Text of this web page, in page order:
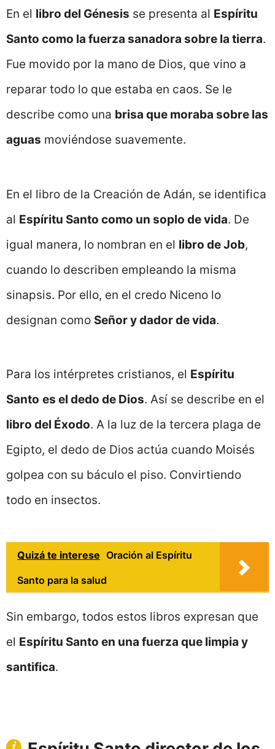
En el libro del Génesis se presenta al Espíritu
Santo como la fuerza sanadora sobre la tierra.
Fue movido por la mano de Dios, que vino a
reparar todo lo que estaba en caos. Se le
describe como una brisa que moraba sobre las
aguas moviéndose suavemente.
En el libro de la Creación de Adán, se identifica
al Espíritu Santo como un soplo de vida. De
igual manera, lo nombran en el libro de Job,
cuando lo describen empleando la misma
sinapsis. Por ello, en el credo Niceno lo
designan como Señor y dador de vida.
Para los intérpretes cristianos, el Espíritu
Santo es el dedo de Dios. Así se describe en el
libro del Éxodo. A la luz de la tercera plaga de
Egipto, el dedo de Dios actúa cuando Moisés
golpea con su báculo el piso. Convirtiendo
todo en insectos.
Quizá te interese Oración al Espíritu
Santo para la salud
Sin embargo, todos estos libros expresan que
el Espíritu Santo en una fuerza que limpia y
santifica.